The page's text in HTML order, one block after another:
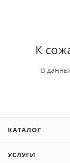
К
В
КАТАЛОГ
УСЛУГИ